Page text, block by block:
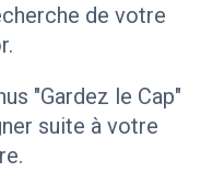
de votre
"Gardez le Cap"
suite à votre